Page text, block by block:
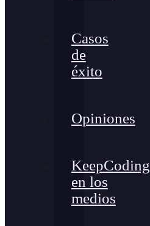
Casos
de
éxito
Opiniones
KeepCoding
en los
medios